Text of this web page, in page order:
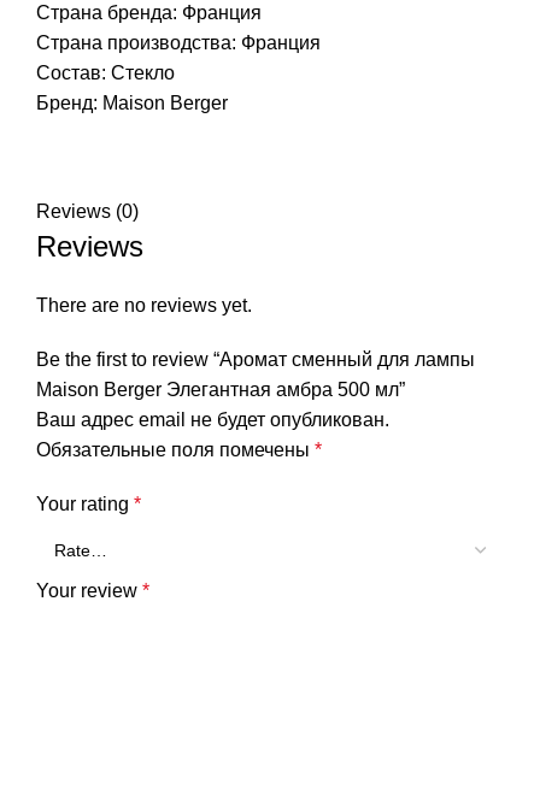
Страна бренда: Франция
Страна производства: Франция
Состав: Стекло
Бренд: Maison Berger
Reviews (0)
Reviews
There are no reviews yet.
Be the first to review “Аромат сменный для лампы
Maison Berger Элегантная амбра 500 мл”
Ваш адрес email не будет опубликован.
Обязательные поля помечены *
Your rating *
Your review *